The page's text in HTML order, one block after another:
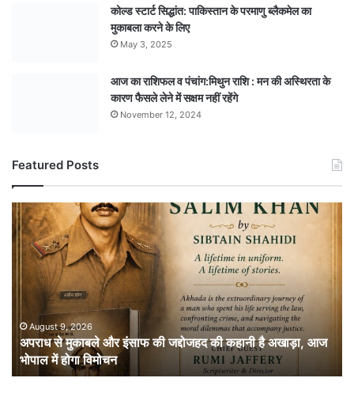
कोल्ड स्टार्ट सिद्धांत: पाकिस्तान के परमाणु ब्लैकमेल का
मुकाबला करने के लिए
May 3, 2025
आज का राशिफल व पंचांग:मिथुन राशि : मन की अस्थिरता के
कारण फैसले लेने में सक्षम नहीं रहेंगे
November 12, 2024
Featured Posts
अपराध
से
मुकाबले
इंसाफ
की
कहानी
अखाड़ा,
August 9, 2026
अपराध से मुकाबले और इंसाफ की जद्दोजहद की कहानी है अखाड़ा, आज
भोपाल में होगा विमोचन